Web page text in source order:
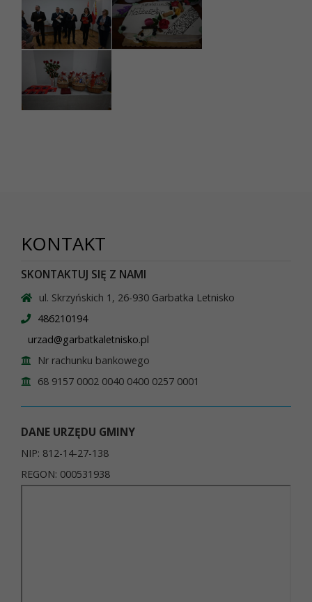
KONTAKT
SKONTAKTUJ SIĘ Z NAMI
ul. Skrzyńskich 1, 26-930 Garbatka Letnisko
486210194
urzad@garbatkaletnisko.pl
Nr rachunku bankowego
68 9157 0002 0040 0400 0257 0001
DANE URZĘDU GMINY
NIP: 812-14-27-138
REGON: 000531938